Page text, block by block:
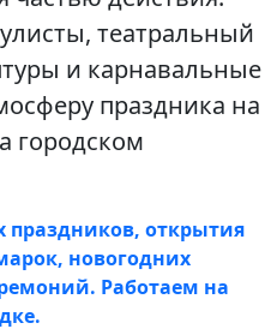
театральный
и карнавальные
праздника на
городском
праздников, открытия
новогодних
Работаем на